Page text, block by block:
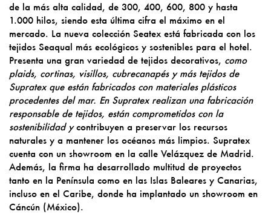
de la más alta calidad, de 300, 400, 600, 800 y hasta
1.000 hilos, siendo esta última cifra el máximo en el
mercado. La nueva colección Seatex está fabricada con los
tejidos Seaqual más ecológicos y sostenibles para el hotel.
Presenta una gran variedad de tejidos decorativos, como
plaids, cortinas, visillos, cubrecanapés y más tejidos de
Supratex que están fabricados con materiales plásticos
procedentes del mar. En Supratex realizan una fabricación
responsable de tejidos, están comprometidos con la
sostenibilidad ycontribuyen a preservar los recursos
naturales y a mantener los océanos más limpios. Supratex
cuenta con un showroom en la calle Velázquez de Madrid.
Además, la firma ha desarrollado multitud de proyectos
tanto en la Península como en las Islas Baleares y Canarias,
incluso en el Caribe, donde ha implantado un showroom en
Cáncún (México).